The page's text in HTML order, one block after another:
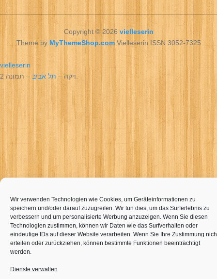
Copyright © 2026vielleserin
Theme by MyThemeShop.comVielleserin ISSN 3052-7325
vielleserin
Wir verwenden Technologien wie Cookies, um Geräteinformationen zu
speichern und/oder darauf zuzugreifen. Wir tun dies, um das Surferlebnis zu
verbessern und um personalisierte Werbung anzuzeigen. Wenn Sie diesen
Technologien zustimmen, können wir Daten wie das Surfverhalten oder
eindeutige IDs auf dieser Website verarbeiten. Wenn Sie Ihre Zustimmung
erteilen oder zurückziehen, können bestimmte Funktionen beeinträchtigt
werden.
Dienste verwalten
ויקה –תל אביב – תמונה 2.